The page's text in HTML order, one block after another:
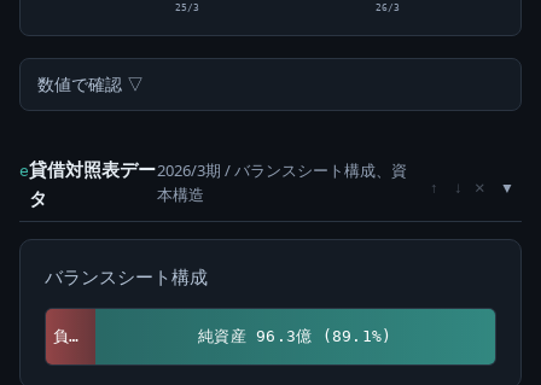
25/3 26/3
数値で確認 ▽
e貸借対照表デー
タ
2026/3期 / バランスシート構成、資
本構造
↑ ↓ ×
バランスシート構成
負債 11.8億 (10.9%) 純資産 96.3億 (89.1%)